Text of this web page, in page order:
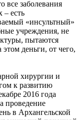
все заболевания
– есть
«инсультный»
учреждения, не
пытаются
деньги, от чего,
хирургии и
к развитию
2016 года
проведение
в Архангельской